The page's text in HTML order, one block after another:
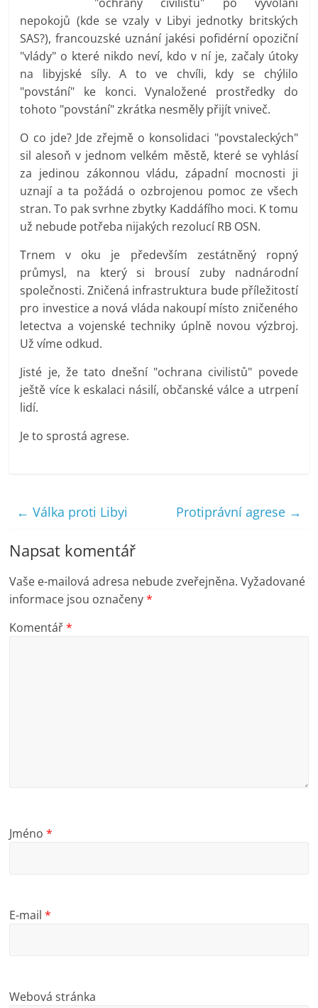
nepokojů (kde se vzaly v Libyi jednotky britských
SAS?), francouzské uznání jakési pofidérní opoziční
"vlády" o které nikdo neví, kdo v ní je, začaly útoky
na libyjské síly. A to ve chvíli, kdy se chýlilo
"povstání" ke konci. Vynaložené prostředky do
tohoto "povstání" zkrátka nesměly přijít vniveč.
O co jde? Jde zřejmě o konsolidaci "povstaleckých"
sil alesoň v jednom velkém městě, které se vyhlásí
za jedinou zákonnou vládu, západní mocnosti ji
uznají a ta požádá o ozbrojenou pomoc ze všech
stran. To pak svrhne zbytky Kaddáfího moci. K tomu
už nebude potřeba nijakých rezolucí RB OSN.
Trnem v oku je především zestátněný ropný
průmysl, na který si brousí zuby nadnárodní
společnosti. Zničená infrastruktura bude příležitostí
pro investice a nová vláda nakoupí místo zničeného
letectva a vojenské techniky úplně novou výzbroj.
Už víme odkud.
Jisté je, že tato dnešní "ochrana civilistů" povede
ještě více k eskalaci násilí, občanské válce a utrpení
lidí.
Je to sprostá agrese.
← Válka proti Libyi Protiprávní agrese →
Napsat komentář
Vaše e-mailová adresa nebude zveřejněna. Vyžadované
informace jsou označeny*
Komentář*
Jméno*
E-mail*
Webová stránka